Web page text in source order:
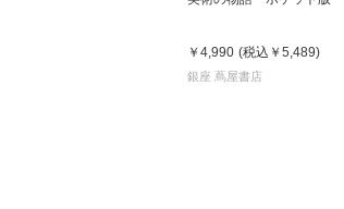
￥4,990 (税込 ￥5,489)
銀座 蔦屋書店